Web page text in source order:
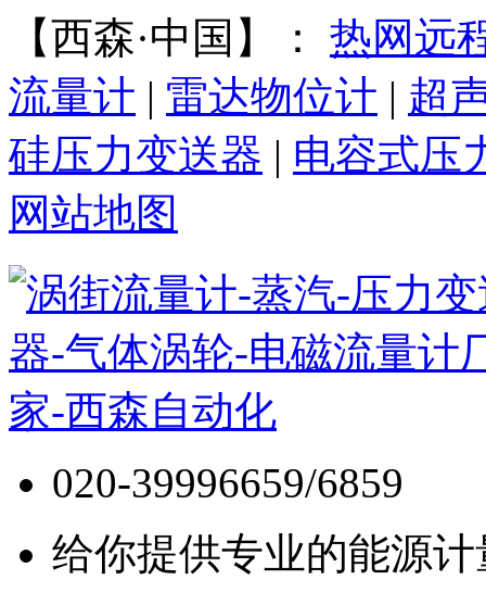
【西森·中国】： 热网远
流量计 | 雷达物位计 | 超
硅压力变送器 | 电容式压
网站地图
020-39996659/6859
给你提供专业的能源